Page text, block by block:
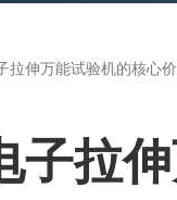
拉伸万能试验机的核心
子拉